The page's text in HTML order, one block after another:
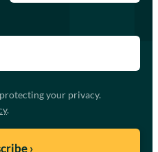
your privacy.
.